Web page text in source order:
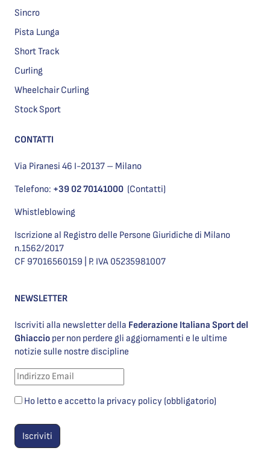
Sincro
Pista Lunga
Short Track
Curling
Wheelchair Curling
Stock Sport
CONTATTI
Via Piranesi 46 I-20137 – Milano
Telefono: +39 02 70141000 (Contatti)
Whistleblowing
Iscrizione al Registro delle Persone Giuridiche di Milano
n.1562/2017
CF 97016560159 | P. IVA 05235981007
NEWSLETTER
Iscriviti alla newsletter della Federazione Italiana Sport del
Ghiaccio per non perdere gli aggiornamenti e le ultime
notizie sulle nostre discipline
Ho letto e accetto la privacy policy (obbligatorio)